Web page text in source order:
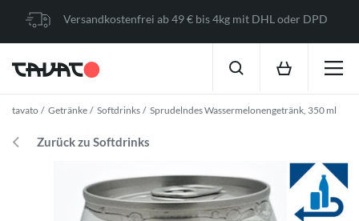
Versandkostenfrei ab 49 € bis 4kg mit DHL oder DPD
tavato Getränke Softdrinks Sprudelndes Wassermelonengetränk, 350 ml
Zurück zu Softdrinks